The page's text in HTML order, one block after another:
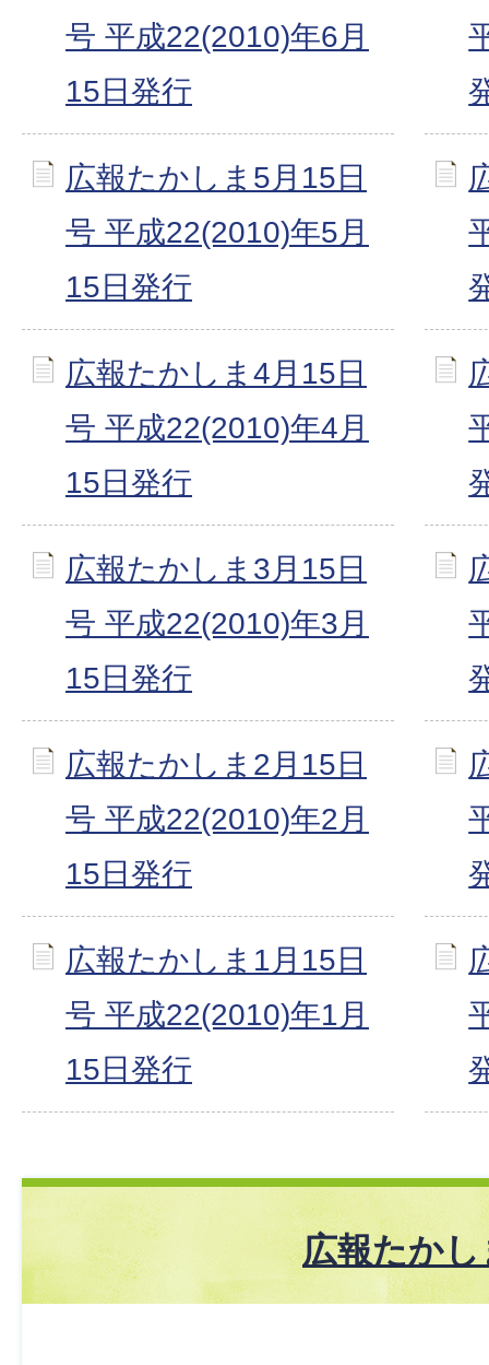
号 平成22(2010)年6月
15日発行
広報たかしま5月15日
号 平成22(2010)年5月
15日発行
広報たかしま4月15日
号 平成22(2010)年4月
15日発行
広報たかしま3月15日
号 平成22(2010)年3月
15日発行
広報たかしま2月15日
号 平成22(2010)年2月
15日発行
広報たかしま1月15日
号 平成22(2010)年1月
15日発行
広報たかし